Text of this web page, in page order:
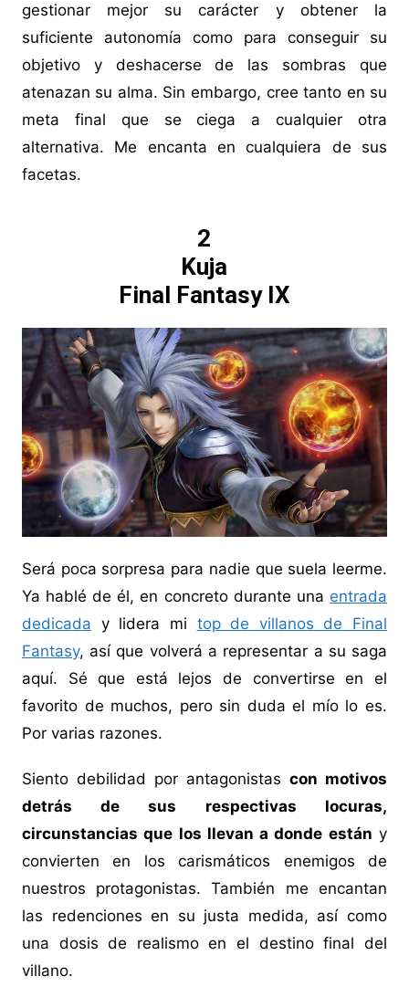
gestionar mejor su carácter y obtener la
suficiente autonomía como para conseguir su
objetivo y deshacerse de las sombras que
atenazan su alma. Sin embargo, cree tanto en su
meta final que se ciega a cualquier otra
alternativa. Me encanta en cualquiera de sus
facetas.
2
Kuja
Final Fantasy IX
Será poca sorpresa para nadie que suela leerme.
Ya hablé de él, en concreto durante una entrada
dedicada y lidera mi top de villanos de Final
Fantasy, así que volverá a representar a su saga
aquí. Sé que está lejos de convertirse en el
favorito de muchos, pero sin duda el mío lo es.
Por varias razones.
Siento debilidad por antagonistascon motivos
detrás de sus respectivas locuras,
circunstancias que los llevan a donde están y
convierten en los carismáticos enemigos de
nuestros protagonistas. También me encantan
las redenciones en su justa medida, así como
una dosis de realismo en el destino final del
villano.